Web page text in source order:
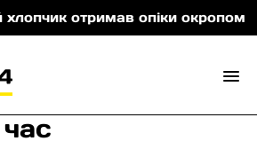
отримав опіки окропом